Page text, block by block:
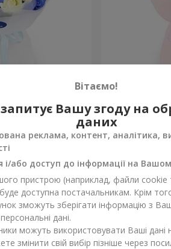
Замовити 3 145 грн
Вітаємо!
Вашу згоду на
даних
реклама, контент, аналітика,
і/або доступ до інформації на
пристрою (наприклад, файли cookie
доступна постачальникам. Крім
зможуть зберігати інформацію з
дані.
можуть використовувати Ваші дані
змінити свій вибір пізніше через